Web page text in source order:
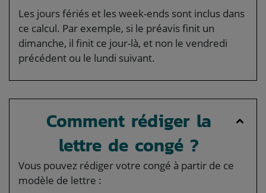
Les jours fériés et les week-ends sont inclus dans
ce calcul. Par exemple, si le préavis finit un
dimanche, il finit ce jour-là, et non le vendredi
précédent ou le lundi suivant.
Comment rédiger la
lettre de congé ?
Vous pouvez rédiger votre congé à partir de ce
modèle de lettre :